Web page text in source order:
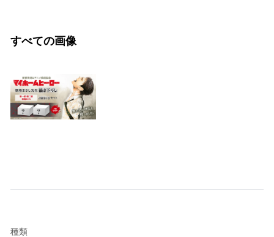
すべての画像
種類